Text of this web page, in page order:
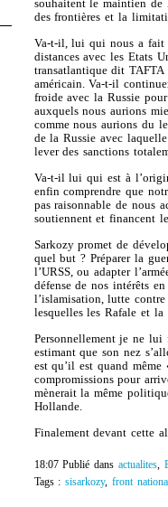
souhaitent le maintien de
des frontières et la
Va-t-il, lui qui nous a fait
distances avec les Etats
transatlantique dit
américain. Va-t-il
froide avec la Russie
auxquels nous aurions
comme nous aurions du
de la Russie avec
lever des sanctions
Va-t-il lui qui est à
enfin comprendre que
pas raisonnable de nous
soutiennent et financent
Sarkozy promet de
quel but ? Préparer la
l’URSS, ou adapter
défense de nos intérêts
l’islamisation, lutte
lesquelles les Rafale et la
Personnellement je ne lui
estimant que son nez
est qu’il est quand
compromissions pour
mènerait la même
Hollande.
Finalement devant cette
18:07 Publié dansactualites,
Tags :sisarkozy,front